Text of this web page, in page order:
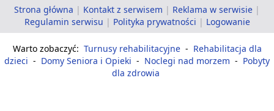
Strona główna | Kontakt z serwisem | Reklama w serwisie |
Regulamin serwisu | Polityka prywatności | Logowanie
Warto zobaczyć: Turnusy rehabilitacyjne - Rehabilitacja dla
dzieci - Domy Seniora i Opieki - Noclegi nad morzem - Pobyty
dla zdrowia